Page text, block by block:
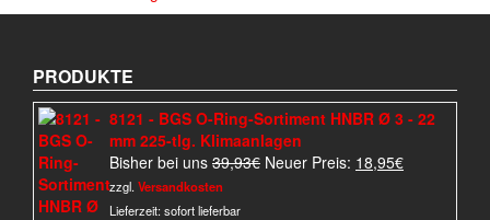
PRODUKTE
8121 - BGS O-Ring-Sortiment HNBR Ø 3 - 22
mm 225-tlg. Klimaanlagen
Bisher bei uns 39,93€ Ursprünglicher
Neuer Preis: 18,95€Aktueller
zzgl. Versandkosten
Lieferzeit:sofort lieferbar